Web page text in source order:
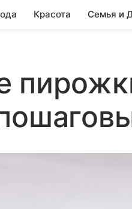
Красота Семья и